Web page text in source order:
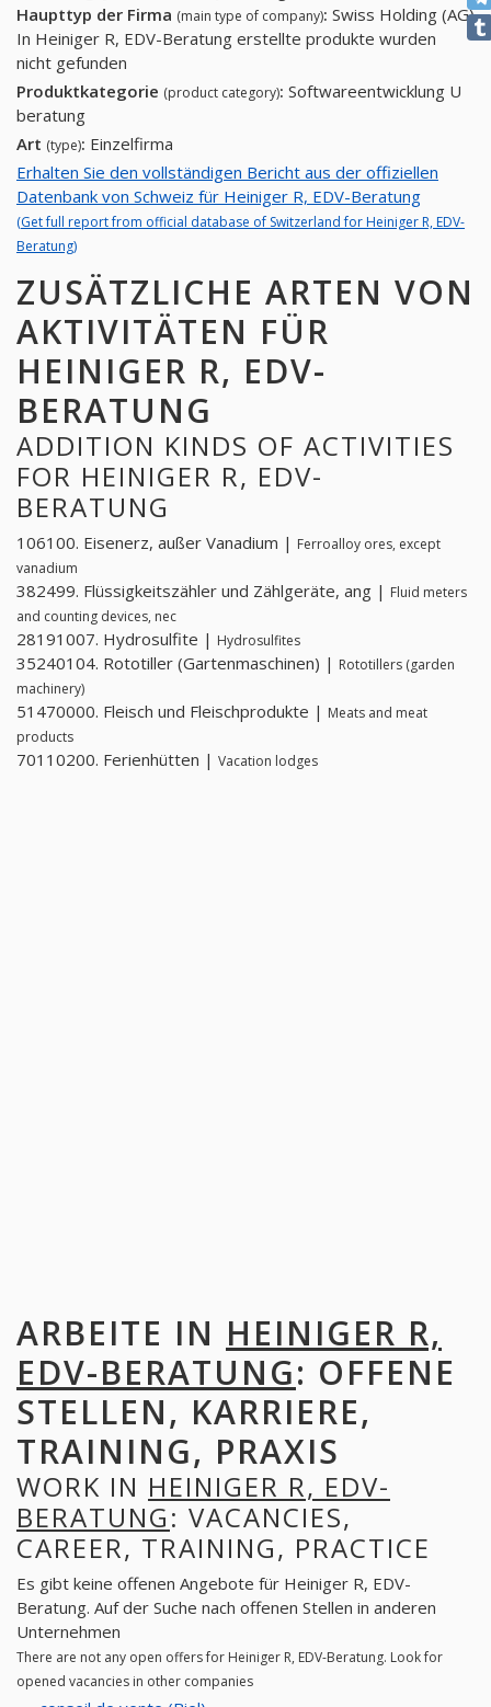
Haupttyp der Firma (main type of company): Swiss Holding (AG)
In Heiniger R, EDV-Beratung erstellte produkte wurden
nicht gefunden
Produktkategorie (product category): Softwareentwicklung U
beratung
Art (type): Einzelfirma
Erhalten Sie den vollständigen Bericht aus der offiziellen
Datenbank von Schweiz für Heiniger R, EDV-Beratung
(Get full report from official database of Switzerland for Heiniger R, EDV-
Beratung)
ZUSÄTZLICHE ARTEN VON
AKTIVITÄTEN FÜR
HEINIGER R, EDV-
BERATUNG
ADDITION KINDS OF ACTIVITIES
FOR HEINIGER R, EDV-
BERATUNG
106100. Eisenerz, außer Vanadium | Ferroalloy ores, except
vanadium
382499. Flüssigkeitszähler und Zählgeräte, ang | Fluid meters
and counting devices, nec
28191007. Hydrosulfite | Hydrosulfites
35240104. Rototiller (Gartenmaschinen) | Rototillers (garden
machinery)
51470000. Fleisch und Fleischprodukte | Meats and meat
products
70110200. Ferienhütten | Vacation lodges
ARBEITE IN HEINIGER R,
EDV-BERATUNG: OFFENE
STELLEN, KARRIERE,
TRAINING, PRAXIS
WORK IN HEINIGER R, EDV-
BERATUNG: VACANCIES,
CAREER, TRAINING, PRACTICE
Es gibt keine offenen Angebote für Heiniger R, EDV-
Beratung. Auf der Suche nach offenen Stellen in anderen
Unternehmen
There are not any open offers for Heiniger R, EDV-Beratung. Look for
opened vacancies in other companies